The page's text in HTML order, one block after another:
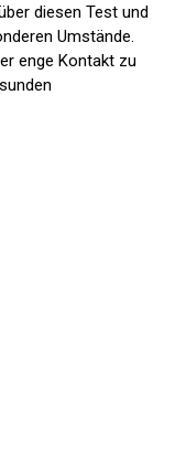
diesen Test und
Umstände.
enge Kontakt zu